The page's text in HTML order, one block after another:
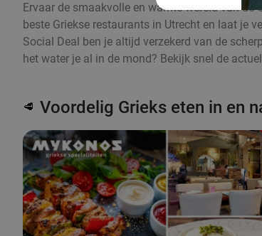
Ervaar de smaakvolle en warme wereld van
beste Griekse restaurants in Utrecht en laat je
Social Deal ben je altijd verzekerd van de
het water je al in de mond? Bekijk snel de
🥩 Voordelig Grieks eten in en